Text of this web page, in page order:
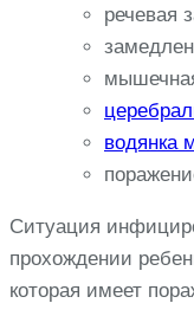
речевая
водянка
Ситуация
прохождении
которая имеет